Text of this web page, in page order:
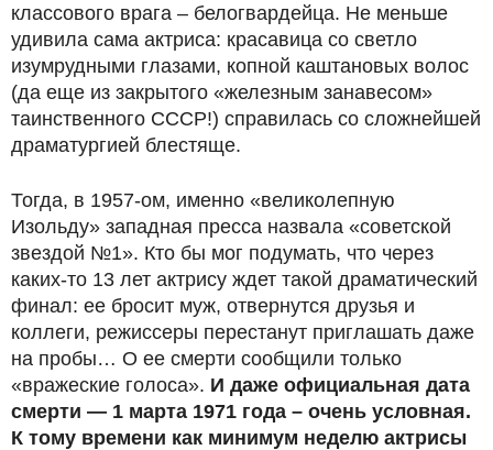
классового врага – белогвардейца. Не меньше
удивила сама актриса: красавица со светло
изумрудными глазами, копной каштановых волос
(да еще из закрытого «железным занавесом»
таинственного СССР!) справилась со сложнейшей
драматургией блестяще.
Тогда, в 1957-ом, именно «великолепную
Изольду» западная пресса назвала «советской
звездой №1». Кто бы мог подумать, что через
каких-то 13 лет актрису ждет такой драматический
финал: ее бросит муж, отвернутся друзья и
коллеги, режиссеры перестанут приглашать даже
на пробы… О ее смерти сообщили только
«вражеские голоса». И даже официальная дата
смерти — 1 марта 1971 года – очень условная.
К тому времени как минимум неделю актрисы